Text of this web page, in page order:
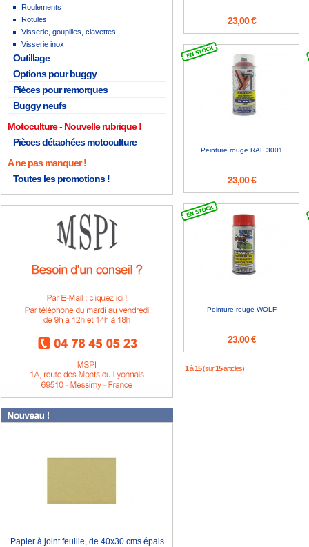
Roulements
Rotules
Visserie, goupilles, clavettes ...
Visserie inox
Outillage
Options pour buggy
Pièces pour remorques
Buggy neufs
Motoculture
Pièces détachées motoculture
A ne pas manquer !
Toutes les promotions !
Papier à joint feuille, de 40x30 cms épais
23,00 €
Peinture rouge RAL 3001
23,00 €
Peinture rouge WOLF
23,00 €
1à15(sur15articles)